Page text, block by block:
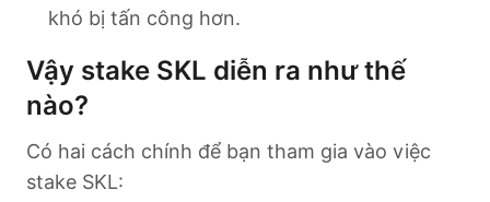
khó bị tấn công hơn.
Vậy stake SKL diễn ra như thế
nào?
Có hai cách chính để bạn tham gia vào việc
stake SKL: